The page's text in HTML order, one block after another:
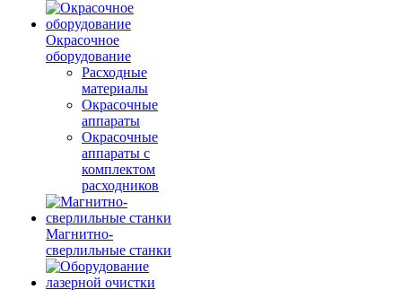
Окрасочное
оборудование
Расходные
материалы
Окрасочные
аппараты
Окрасочные
аппараты с
комплектом
расходников
Магнитно-
сверлильные станки